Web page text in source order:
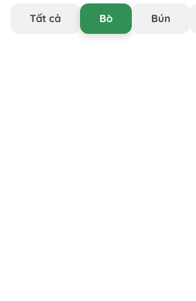
Tất cả Bò Bún